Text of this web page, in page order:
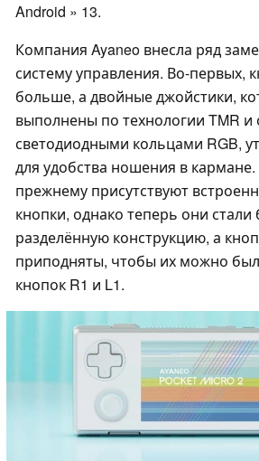
Android » 13.
Компания Ayaneo внесла ряд
систему управления. Во-первых,
больше, а двойные джойстики,
выполнены по технологии TMR
светодиодными кольцами RGB,
для удобства ношения в кармане.
прежнему присутствуют
кнопки, однако теперь они
разделённую конструкцию, а
приподняты, чтобы их можно
кнопок R1 и L1.